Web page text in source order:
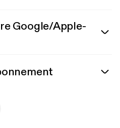
Google/Apple-